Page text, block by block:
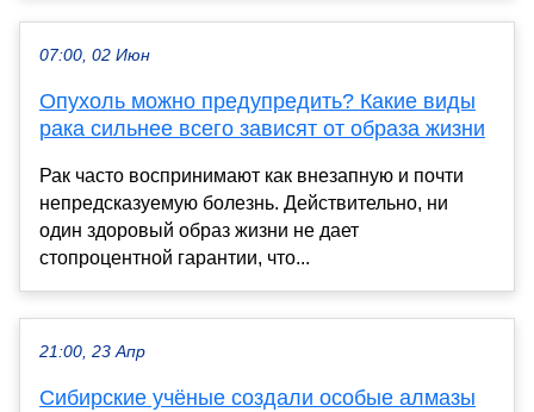
07:00, 02 Июн
Опухоль можно предупредить? Какие виды
рака сильнее всего зависят от образа жизни
Рак часто воспринимают как внезапную и почти
непредсказуемую болезнь. Действительно, ни
один здоровый образ жизни не дает
стопроцентной гарантии, что...
21:00, 23 Апр
Сибирские учёные создали особые алмазы